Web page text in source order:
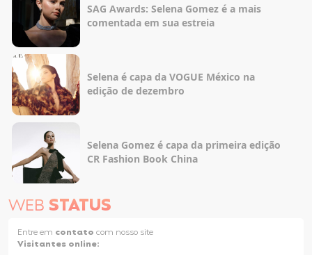
SAG Awards: Selena Gomez é a mais
comentada em sua estreia
Selena é capa da VOGUE México na
edição de dezembro
Selena Gomez é capa da primeira edição
CR Fashion Book China
WEB STATUS
Entre em contato com nosso site
Visitantes online: